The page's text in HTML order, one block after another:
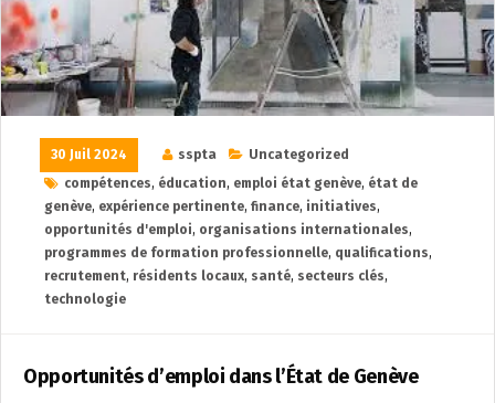
30 Juil 2024 sspta
Uncategorized
compétences, éducation, emploi état genève, état de
genève, expérience pertinente, finance, initiatives,
opportunités d'emploi, organisations internationales,
programmes de formation professionnelle, qualifications,
recrutement, résidents locaux, santé, secteurs clés,
technologie
Opportunités d’emploi dans l’État de Genève